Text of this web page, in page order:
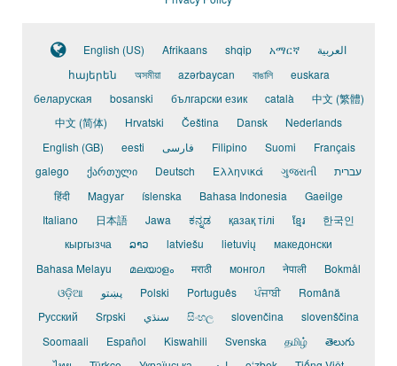
English (US) Afrikaans shqip አማርኛ
العربية
հայերեն
অসমীয়া azərbaycan বাঙালি
euskara
беларуская
bosanski български език català
中文 (繁體)
中文 (简体)
Hrvatski Čeština Dansk
Nederlands
English (GB)
eesti فارسی Filipino Suomi
Français
galego
ქართული Deutsch Ελληνικά ગુજરાતી
עברית
हिंदी
Magyar íslenska Bahasa Indonesia
Gaeilge
Italiano
日本語 Jawa ಕನ್ನಡ қазақ тілі ខ្មែរ
한국인
кыргызча
ລາວ latviešu lietuvių
македонски
Bahasa Melayu
മലയാളം मराठी монгол नेपाली
Bokmål
ଓଡ଼ିଆ
پښتو Polski Português ਪੰਜਾਬੀ
Română
Pусский
Srpski سنڌي සිංහල slovenčina
slovenščina
Soomaali
Español Kiswahili Svenska தமிழ்
తెలుగు